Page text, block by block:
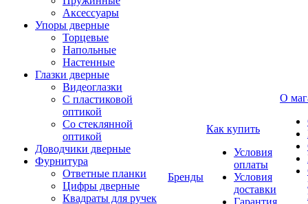
Аксессуары
Упоры дверные
Торцевые
Напольные
Настенные
Глазки дверные
Видеоглазки
С пластиковой
оптикой
Со стеклянной
оптикой
Доводчики дверные
Фурнитура
Ответные планки
Цифры дверные
Квадраты для ручек
Бренды
Как купить
Условия
оплаты
Условия
доставки
Гарантия
О